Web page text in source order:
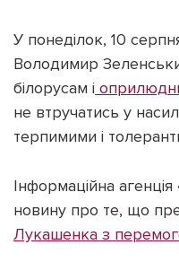
У понеділок, 10
Володимир
білорусам і
не втручатись у
терпимими і
Інформаційна
новину про те, що
Лукашенка з